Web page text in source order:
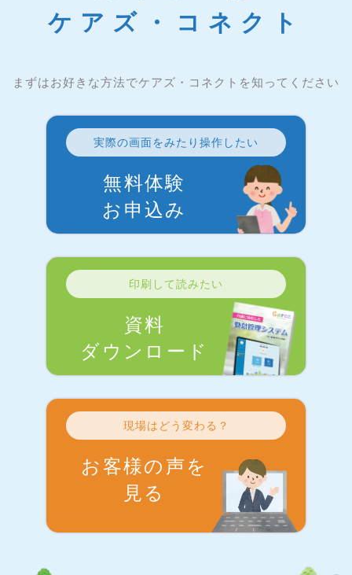
ケアズ・コネクト
まずはお好きな方法でケアズ・コネクトを知ってください
実際の画面をみたり操作したい
無料体験
お申込み
印刷して読みたい
資料
ダウンロード
現場はどう変わる？
お客様の声を
見る